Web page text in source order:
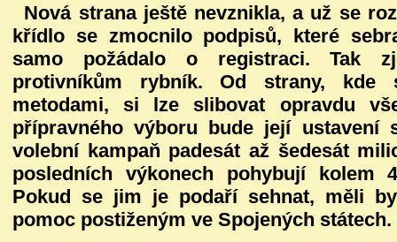
Nová strana ještě nevznikla, a už se
křídlo se zmocnilo podpisů, které
samo požádalo o registraci. Tak
protivníkům rybník. Od strany, kde
metodami, si lze slibovat opravdu
přípravného výboru bude její ustavení
volební kampaň padesát až šedesát
posledních výkonech pohybují kolem
Pokud se jim je podaří sehnat, měli
pomoc postiženým ve Spojených státech.